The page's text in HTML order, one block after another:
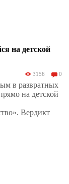
на детской
3156 0
в развратных
на детской
Вердикт